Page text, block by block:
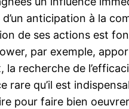
d’un anticipation à la
de ses actions est
par exemple,
la recherche de
rare qu’il est
pour faire bien